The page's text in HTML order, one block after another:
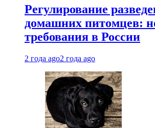
Регулирование
домашних питомцев:
требования в России
2 года ago2 года ago